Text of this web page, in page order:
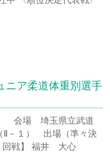
ア柔道体重別選手
会場 埼玉県立武道
１） 出場（準々決
２回戦】 福井 大心